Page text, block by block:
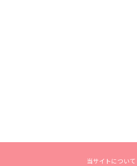
当サイトについて